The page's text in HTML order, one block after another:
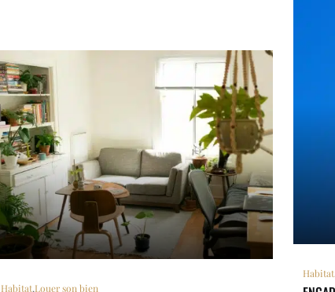
Habitat
Habitat,Louer son bien